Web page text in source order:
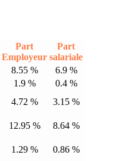
Part
Employeur
Part
salariale
8.55 %
6.9 %
1.9 %
0.4 %
4.72 %
3.15 %
12.95 %
8.64 %
1.29 %
0.86 %